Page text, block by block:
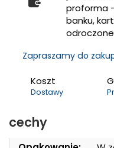
proforma -
banku,
odroczone
Zapraszamy do
Koszt
Dostawy
cechy